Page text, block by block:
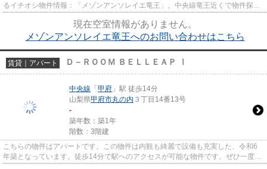
るイチオシ物件情報：「メゾンアンソレイエ竜王」。中央線竜王近くで物件探し
現在空室情報がありません。
メゾンアンソレイエ竜王へのお問い合わせはこちら
賃貸｜アパート Ｄ－ＲＯＯＭ ＢＥＬＬＥＡＰ Ⅰ
中央線 「 甲府 」駅 徒歩14分
山梨県甲府市丸の内 ３丁目14番13号
-
築年数：築1年
階数：3階建
こちらの物件はアパートです。この物件は内観も綺麗で設備も充実した、令和6
年築となっています。徒歩14分で駅へのアクセスが可能な物件です。ぜひ一度見